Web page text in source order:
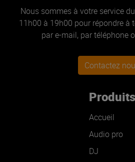
Nous sommes à votre service
11h00 à 19h00 pour répondre à
par e-mail, par téléphone
Contactez
Produits
Accueil
Audio pro
DJ